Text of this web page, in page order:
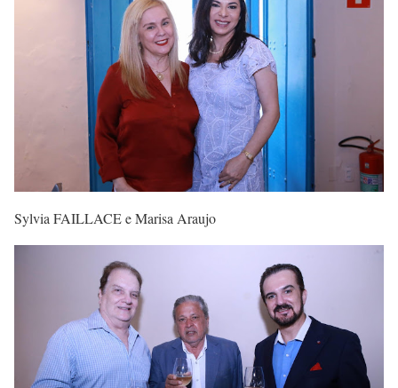
Sylvia FAILLACE e Marisa Araujo